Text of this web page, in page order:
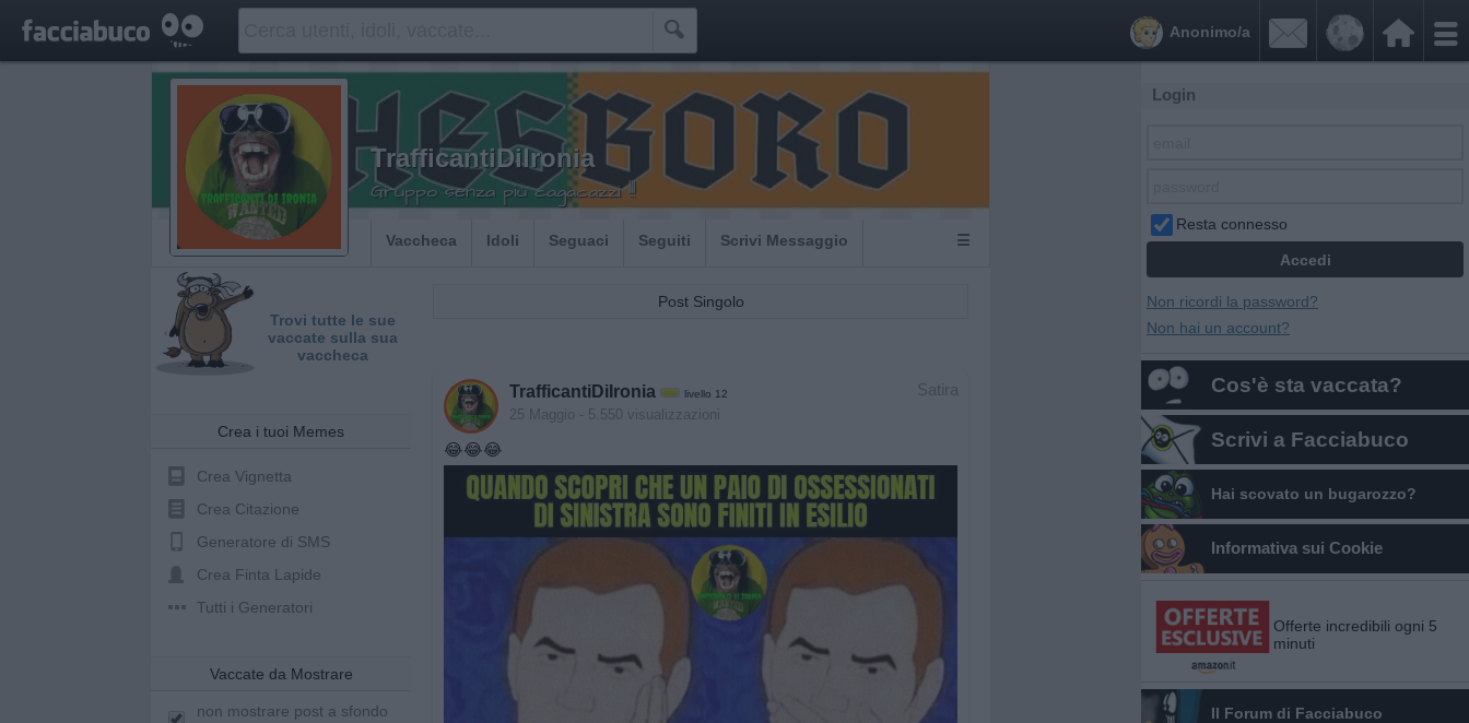
 

Anonimo/a
TrafficantiDiIronia
Gruppo senza più cagacazzi !!!
Vaccheca Idoli Seguaci Seguiti Scrivi Messaggio ☰
Trovi tutte le sue
vaccate sulla sua
vaccheca
Crea i tuoi Memes
Crea Vignetta
Crea Citazione
Generatore di SMS
Crea Finta Lapide
Tutti i Generatori
Vaccate da Mostrare
non mostrare post a sfondo
Post Singolo
Satira
TrafficantiDiIronia livello 12
25 Maggio - 5.550 visualizzazioni
😂😂😂
Login
Resta connesso
Non ricordi la password?
Non hai un account?
Cos'è sta vaccata?
Scrivi a Facciabuco
Hai scovato un bugarozzo?
Informativa sui Cookie
Offerte incredibili ogni 5
minuti
Il Forum di Facciabuco